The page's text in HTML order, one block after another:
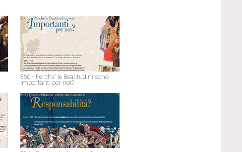
360 - Perche' le Beatitudini sono
importanti per noi?